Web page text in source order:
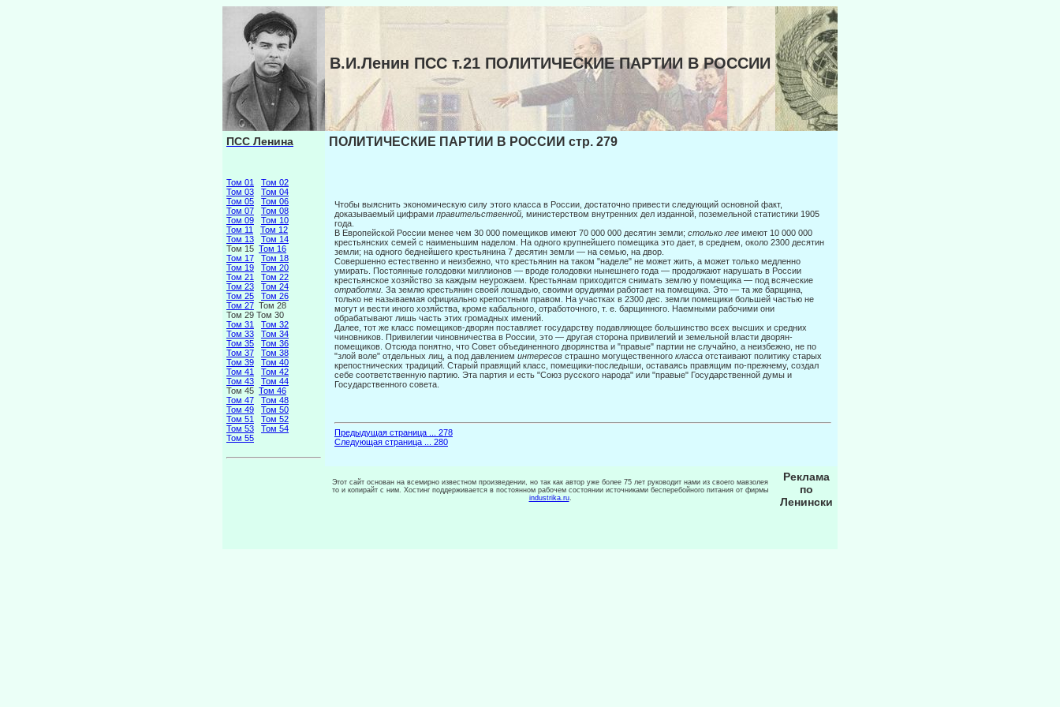
В.И.Ленин ПСС т.21 ПОЛИТИЧЕСКИЕ ПАРТИИ В РОССИИ
ПСС Ленина
Том 01
Том 02
Том 03
Том 04
Том 05
Том 06
Том 07
Том 08
Том 09
Том 10
Том 11
Том 12
Том 13
Том 14
Том 15 Том 16
Том 17
Том 18
Том 19
Том 20
Том 21
Том 22
Том 23
Том 24
Том 25
Том 26
Том 27 Том 28
Том 29 Том 30
Том 31
Том 32
Том 33
Том 34
Том 35
Том 36
Том 37
Том 38
Том 39
Том 40
Том 41
Том 42
Том 43
Том 44
Том 45 Том 46
Том 47
Том 48
Том 49
Том 50
Том 51
Том 52
Том 53
Том 54
Том 55
ПОЛИТИЧЕСКИЕ ПАРТИИ В РОССИИ стр. 279
Чтобы выяснить экономическую силу этого класса в России, достаточно привести следующий основной факт,
доказываемый цифрами правительственной, министерст­вом внутренних дел изданной, поземельной статистики 1905
года.
В Европейской России менее чем 30 000 помещиков имеют 70 000 000 десятин зем­ли; столько лее имеют 10 000 000
крестьянских семей с наименьшим наделом. На од­ного крупнейшего помещика это дает, в среднем, около 2300 десятин
земли; на одного беднейшего крестьянина 7 десятин земли — на семью, на двор.
Совершенно естественно и неизбежно, что крестьянин на таком "наделе" не может жить, а может только медленно
умирать. Постоянные голодовки миллионов — вроде голодовки нынешнего года — продолжают нарушать в России
крестьянское хозяйство за каждым неурожаем. Крестьянам приходится снимать землю у помещика — под вся­ческие
отработки. За землю крестьянин своей лошадью, своими орудиями работает на помещика. Это — та же барщина,
только не называемая официально крепостным пра­вом. На участках в 2300 дес. земли помещики большей частью не
могут и вести иного хозяйства, кроме кабального, отработочного, т. е. барщинного. Наемными рабочими они
обрабатывают лишь часть этих громадных имений.
Далее, тот же класс помещиков-дворян поставляет государству подавляющее боль­шинство всех высших и средних
чиновников. Привилегии чиновничества в России, это — другая сторона привилегий и земельной власти дворян-
помещиков. Отсюда понятно, что Совет объединенного дворянства и "правые" партии не случайно, а неизбежно, не по
"злой воле" отдельных лиц, а под давлением интересов страшно могущественного класса отстаивают политику старых
крепостнических традиций. Старый правящий класс, помещики-последыши, оставаясь правящим по-прежнему, создал
себе соответ­ственную партию. Эта партия и есть "Союз русского народа" или "правые" Государст­венной думы и
Государственного совета.
Предыдущая страница ... 278
Следующая страница ... 280
Этот сайт основан на всемирно известном произведении, но так как автор уже более 75 лет руководит нами из своего мавзолея
то и копирайт с ним. Хостинг поддерживается в постоянном рабочем состоянии источниками бесперебойного питания от фирмы
industrika.ru.
Реклама
по
Ленински